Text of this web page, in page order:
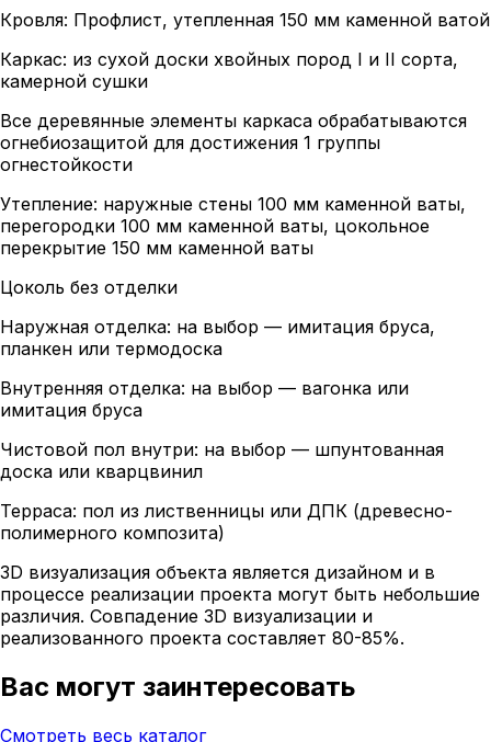
Кровля: Профлист, утепленная 150 мм каменной ватой
Каркас: из сухой доски хвойных пород I и II сорта,
камерной сушки
Все деревянные элементы каркаса обрабатываются
огнебиозащитой для достижения 1 группы
огнестойкости
Утепление: наружные стены 100 мм каменной ваты,
перегородки 100 мм каменной ваты, цокольное
перекрытие 150 мм каменной ваты
Цоколь без отделки
Наружная отделка: на выбор — имитация бруса,
планкен или термодоска
Внутренняя отделка: на выбор — вагонка или
имитация бруса
Чистовой пол внутри: на выбор — шпунтованная
доска или кварцвинил
Терраса: пол из лиственницы или ДПК (древесно-
полимерного композита)
3D визуализация объекта является дизайном и в
процессе реализации проекта могут быть небольшие
различия. Совпадение 3D визуализации и
реализованного проекта составляет 80-85%.
Вас могут заинтересовать
Смотреть весь каталог